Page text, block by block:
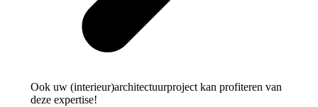
Ook uw (interieur)architectuurproject kan profiteren van
deze expertise!